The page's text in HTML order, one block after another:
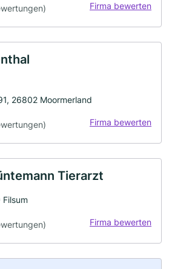
Firma bewerten
26802 Moormerland
Firma bewerten
Tierarzt
Firma bewerten